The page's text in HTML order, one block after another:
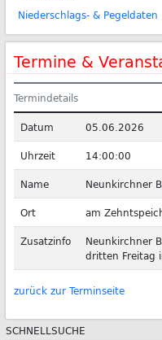
Niederschlags- & Pegeldaten
Termine &
Termindetails
Datum
05.06.2026
Uhrzeit
14:00:00
Name
Neunkirchner
Ort
am
Zusatzinfo
Neunkirchner
dritten Freitag
zurück zur Terminseite
SCHNELLSUCHE